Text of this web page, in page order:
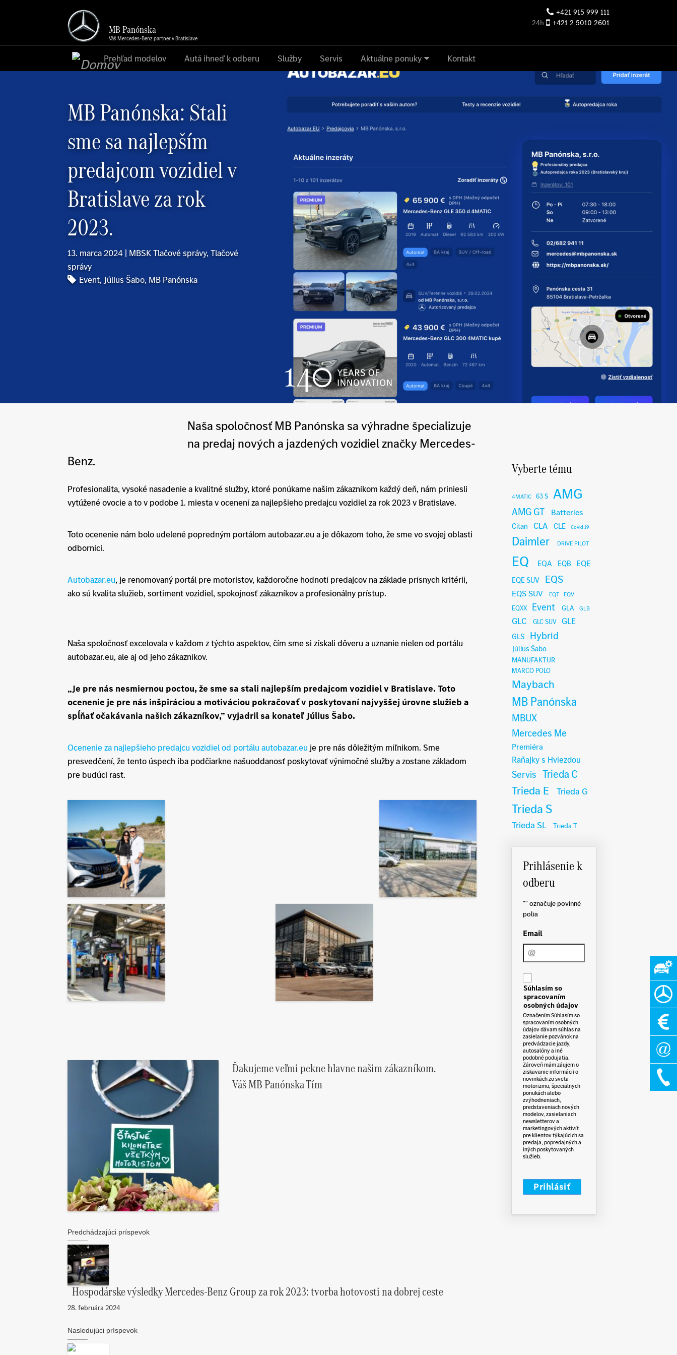
MB Panónska
Váš Mercedes-Benz partner v Bratislave
+421 915 999 111
24h
+421 2 5010 2601
Prehľad modelov Autá ihneď k odberu Služby Servis Aktuálne ponuky Kontakt
MB Panónska: Stali
sme sa najlepším
predajcom vozidiel v
Bratislave za rok
2023.
13. marca 2024 | MBSK Tlačové správy,Tlačové
správy
Event, Július Šabo, MB Panónska
Naša spoločnosť MB Panónska sa výhradne špecializuje
na predaj nových a jazdených vozidiel značky Mercedes-
Benz.
Profesionalita, vysoké nasadenie a kvalitné služby, ktoré ponúkame našim zákazníkom každý deň, nám priniesli
vytúžené ovocie a to v podobe 1. miesta v ocenení za najlepšieho predajcu vozidiel za rok 2023 v Bratislave.
Toto ocenenie nám bolo udelené popredným portálom autobazar.eu a je dôkazom toho, že sme vo svojej oblasti
odborníci.
Autobazar.eu, je renomovaný portál pre motoristov, každoročne hodnotí predajcov na základe prísnych kritérií,
ako sú kvalita služieb, sortiment vozidiel, spokojnosť zákazníkov a profesionálny prístup.
Naša spoločnosť excelovala v každom z týchto aspektov, čím sme si získali dôveru a uznanie nielen od portálu
autobazar.eu, ale aj od jeho zákazníkov.
„Je pre nás nesmiernou poctou, že sme sa stali najlepším predajcom vozidiel v Bratislave. Toto
ocenenie je pre nás inšpiráciou a motiváciou pokračovať v poskytovaní najvyššej úrovne služieb a
spĺňať očakávania našich zákazníkov,” vyjadril sa konateľ Július Šabo.
Ocenenie za najlepšieho predajcu vozidiel od portálu autobazar.eu je pre nás dôležitým míľnikom. Sme
presvedčení, že tento úspech iba podčiarkne našuoddanosť poskytovať výnimočné služby a zostane základom
pre budúci rast.
Ďakujeme veľmi pekne hlavne našim zákazníkom.
Váš MB Panónska Tím
Predchádzajúci príspevok
Hospodárske výsledky Mercedes-Benz Group za rok 2023: tvorba hotovosti na dobrej ceste
28. februára 2024
Nasledujúci príspevok
Vyberte tému
4MATIC 63 S AMG
AMG GT Batteries
Citan CLA CLE Covid 19
Daimler DRIVE PILOT
EQ EQA EQB EQE
EQE SUV EQS
EQS SUV EQT EQV
EQXX Event GLA GLB
GLC GLC SUV GLE
GLS Hybrid
Július Šabo
MANUFAKTUR
MARCO POLO
Maybach
MB Panónska
MBUX
Mercedes Me
Premiéra
Raňajky s Hviezdou
Servis Trieda C
Trieda E Trieda G
Trieda S
Trieda SL Trieda T
Prihlásenie k
odberu
"" označuje povinné
polia
Email
C
o
n
s
e
n
t
Súhlasím so
spracovaním
osobných údajov
Označením Súhlasím so
spracovaním osobných
údajov dávam súhlas na
zasielanie pozvánok na
predvádzacie jazdy,
autosalóny a iné
podobné podujatia.
Zároveň mám záujem o
získavanie informácií o
novinkách zo sveta
motorizmu, špeciálnych
ponukách alebo
zvýhodneniach,
predstaveniach nových
modelov, zasielaniach
newsletterov a
marketingových aktivít
pre klientov týkajúcich sa
predaja, popredajných a
iných poskytovaných
služieb.